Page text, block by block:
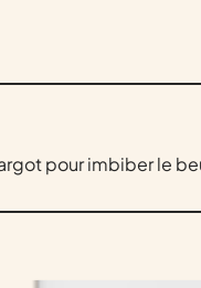
pour imbiber le